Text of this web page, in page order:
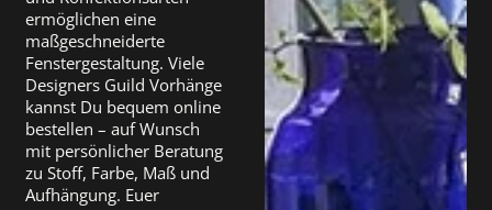
ermöglichen eine
maßgeschneiderte
Fenstergestaltung. Viele
Designers Guild Vorhänge
kannst Du bequem online
bestellen – auf Wunsch
mit persönlicher Beratung
zu Stoff, Farbe, Maß und
Aufhängung. Euer